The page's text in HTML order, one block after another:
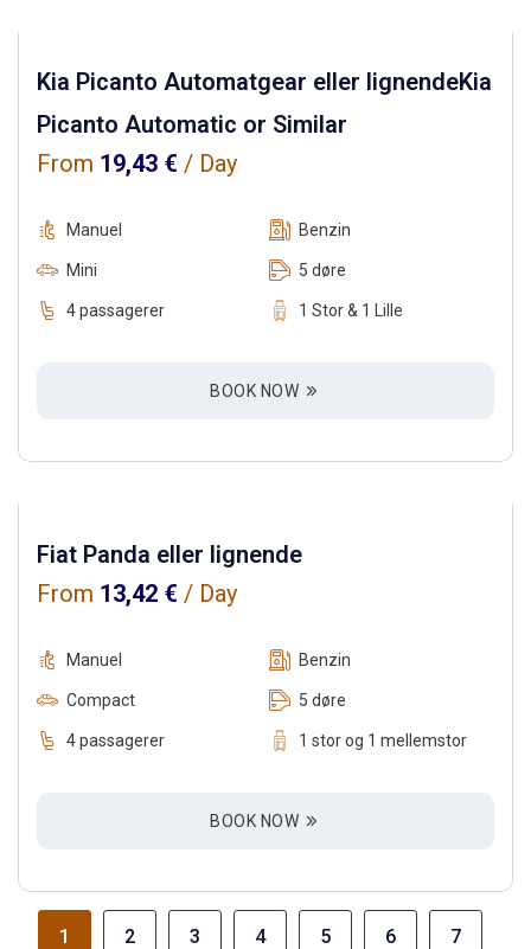
Kia Picanto Automatgear eller lignendeKia
Picanto Automatic or Similar
From 19,43 € / Day
Manuel Benzin
Mini 5 døre
4 passagerer 1 Stor & 1 Lille
BOOK NOW
Fiat Panda eller lignende
From 13,42 € / Day
Manuel Benzin
Compact 5 døre
4 passagerer 1 stor og 1 mellemstor
BOOK NOW
1 2 3 4 5 6 7